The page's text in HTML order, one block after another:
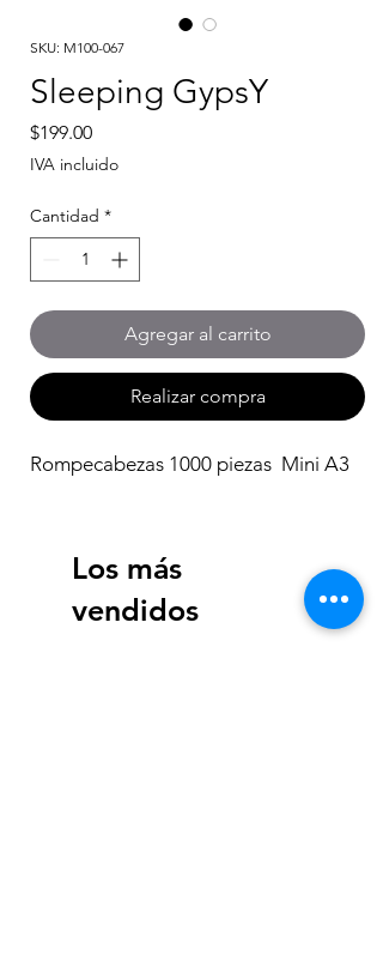
SKU: M100-067
Sleeping GypsY
$199.00Precio
IVA incluido
Cantidad *
Agregar al carrito
Realizar compra
Rompecabezas 1000 piezas Mini A3
Los más
vendidos